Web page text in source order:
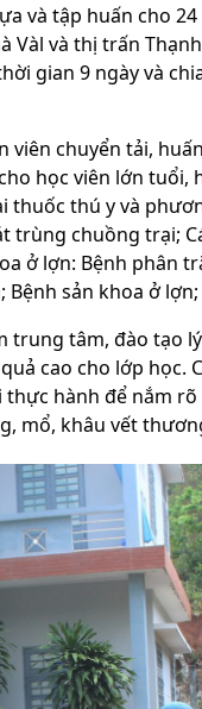
và tập huấn cho
Vàl và thị trấn
gian 9 ngày và
chuyển tải,
học viên lớn tuổi,
thuốc thú y và
trùng chuồng trại;
ở lợn: Bệnh phân
sản khoa ở
trung tâm, đào tạo
cao cho lớp học.
hành để nắm
mổ, khâu vết